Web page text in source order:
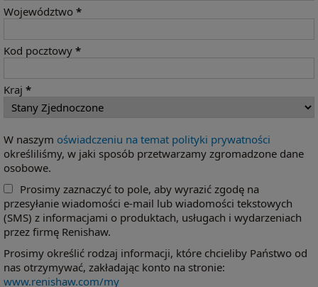
Województwo *
Kod pocztowy *
Kraj *
W naszym oświadczeniu na temat polityki prywatności
określiliśmy, w jaki sposób przetwarzamy zgromadzone dane
osobowe.
Prosimy zaznaczyć to pole, aby wyrazić zgodę na
przesyłanie wiadomości e-mail lub wiadomości tekstowych
(SMS) z informacjami o produktach, usługach i wydarzeniach
przez firmę Renishaw.
Prosimy określić rodzaj informacji, które chcieliby Państwo od
nas otrzymywać, zakładając konto na stronie:
www.renishaw.com/my